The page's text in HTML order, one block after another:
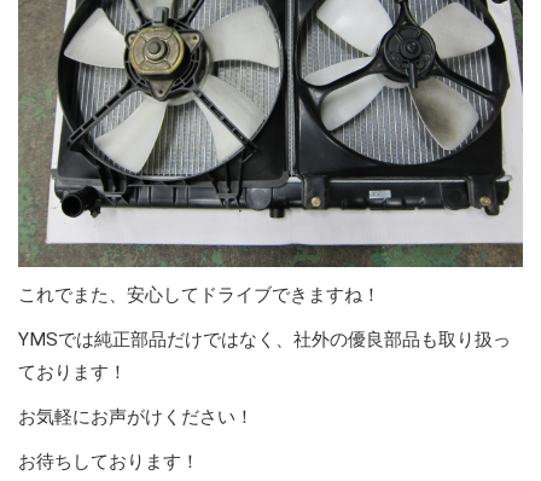
これでまた、安心してドライブできますね！
YMSでは純正部品だけではなく、社外の優良部品も取り扱っ
ております！
お気軽にお声がけください！
お待ちしております！